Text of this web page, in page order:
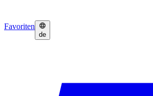
Favoriten
de